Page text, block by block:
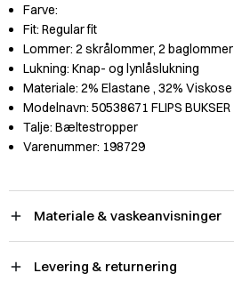
Farve:
Fit: Regular fit
Lommer: 2 skrålommer, 2 baglommer
Lukning: Knap- og lynlåslukning
Materiale: 2% Elastane , 32% Viskose
Modelnavn: 50538671 FLIPS BUKSER
Talje: Bæltestropper
Varenummer: 198729
Materiale & vaskeanvisninger
Levering & returnering